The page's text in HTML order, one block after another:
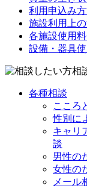
利用申込み
施設利用上
各施設使用
設備・器具
相
各種相談
こころ
性別に
キャリ
談
男性の
女性の
メール